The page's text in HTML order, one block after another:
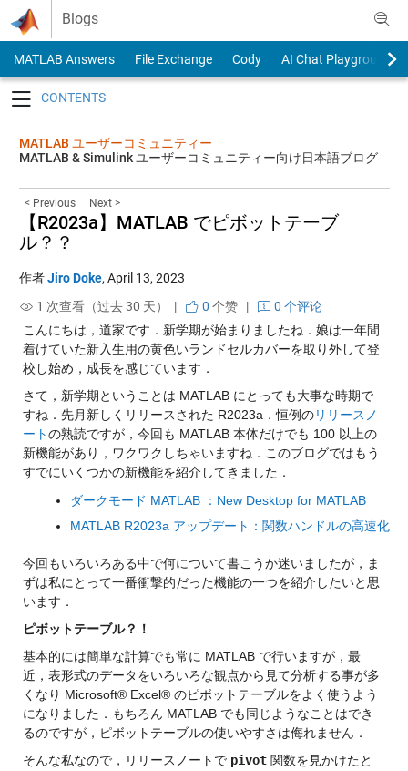
Skip to content
Blogs
MATLAB Answers File Exchange Cody
AI Chat Playground
MATLAB ユーザーコミュニティー
MATLAB & Simulink ユーザーコミュニティー向け日本語ブログ
< Previous Next >
【R2023a】MATLAB でピボットテーブ
ル？？
作者Jiro Doke, April 13, 2023
1 次查看（过去 30 天） |
0 个赞|
0 个评论
こんにちは，道家です．新学期が始まりましたね．娘は一年間
着けていた新入生用の黄色いランドセルカバーを取り外して登
校し始め，成長を感じています．
さて，新学期ということは MATLAB にとっても大事な時期で
すね．先月新しくリリースされた R2023a．恒例のリリースノ
ートの熟読ですが，今回も MATLAB 本体だけでも 100 以上の
新機能があり，ワクワクしちゃいますね．このブログではもう
すでにいくつかの新機能を紹介してきました．
ダークモード MATLAB ：New Desktop for MATLAB
MATLAB R2023a アップデート：関数ハンドルの高速化
今回もいろいろある中で何について書こうか迷いましたが，ま
ずは私にとって一番衝撃的だった機能の一つを紹介したいと思
います．
ピボットテーブル？！
基本的には簡単な計算でも常に MATLAB で行いますが，最
近，表形式のデータをいろいろな観点から見て分析する事が多
くなり Microsoft® Excel® のピボットテーブルをよく使うよう
になりました．もちろん MATLAB でも同じようなことはでき
るのですが，ピボットテーブルの使いやすさは侮れません．
そんな私なので，リリースノートで pivot 関数を見かけたと